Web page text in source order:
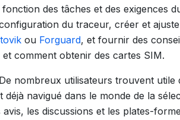
fonction des tâches et des exigences
du traceur, créer et
ou Forguard, et fournir des
et comment obtenir des cartes SIM.
nombreux utilisateurs trouvent
déjà navigué dans le monde de la
avis, les discussions et les plates-